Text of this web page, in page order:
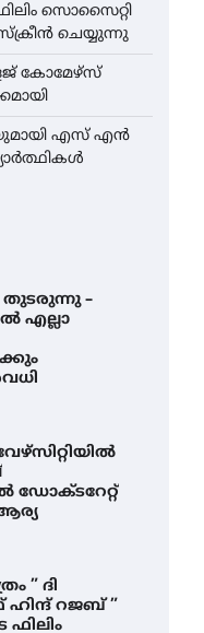
സൊസൈറ്റി
ചെയ്യുന്നു
കോമേഴ്‌സ്
എസ് എൻ
–
എല്ലാ
ഡോക്ടറേറ്റ്
” ദി
റജബ് ”
ഫിലിം